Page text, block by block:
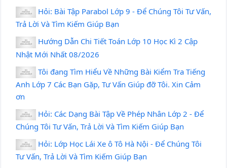
Hỏi: Bài Tập Parabol Lớp 9 - Để Chúng Tôi Tư Vấn,
Trả Lời Và Tìm Kiếm Giúp Bạn
Hướng Dẫn Chi Tiết Toán Lớp 10 Học Kì 2 Cập
Nhật Mới Nhất 08/2026
Tôi đang Tìm Hiểu Về Những Bài Kiểm Tra Tiếng
Anh Lớp 7 Các Bạn Gặp, Tư Vấn Giúp đỡ Tôi. Xin Cảm
ơn
Hỏi: Các Dạng Bài Tập Về Phép Nhân Lớp 2 - Để
Chúng Tôi Tư Vấn, Trả Lời Và Tìm Kiếm Giúp Bạn
Hỏi: Lớp Học Lái Xe ô Tô Hà Nội - Để Chúng Tôi
Tư Vấn, Trả Lời Và Tìm Kiếm Giúp Bạn